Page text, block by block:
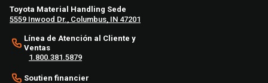
Toyota Material Handling Sede
5559 Inwood Dr., Columbus, IN 47201
Línea de Atención al Cliente y
Ventas
1.800.381.5879
Soutien financier